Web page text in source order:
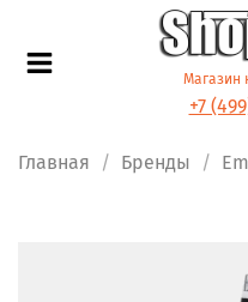
Магазин
+7
Главная Бренды